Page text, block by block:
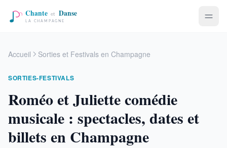
Accueil Sorties et Festivals en Champagne
SORTIES-FESTIVALS
Roméo et Juliette comédie
musicale : spectacles, dates et
billets en Champagne